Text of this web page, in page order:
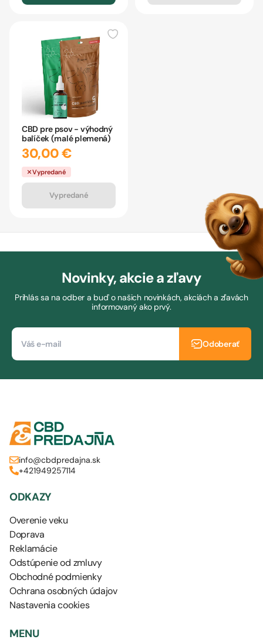
CBD pre psov - výhodný
balíček (malé plemená)
30,00 €
Vypredané
Vypredané
Novinky, akcie a zľavy
Prihlás sa na odber a buď o našich novinkách, akciách a zľavách
informovaný ako prvý.
Odoberať
info@cbdpredajna.sk
+421949257114
ODKAZY
Overenie veku
Doprava
Reklamácie
Odstúpenie od zmluvy
Obchodné podmienky
Ochrana osobných údajov
Nastavenia cookies
MENU